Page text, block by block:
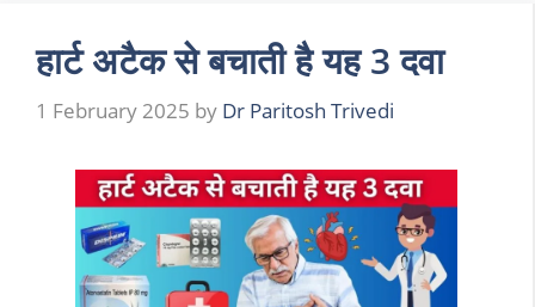
हार्ट अटैक से बचाती है यह 3 दवा
1 February 2025 by Dr Paritosh Trivedi